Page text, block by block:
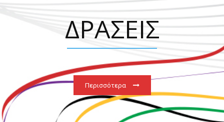
ΔΡΑΣΕΙΣ
Περισσότερα